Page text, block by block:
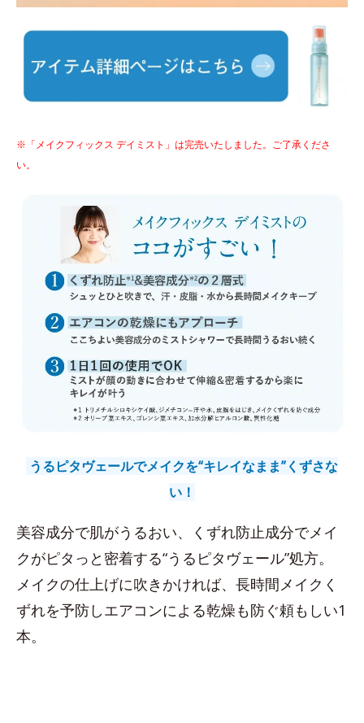
※「メイクフィックス デイミスト」は完売いたしました。ご了承くださ
い。
うるピタヴェールでメイクを“キレイなまま”くずさな
い！
美容成分で肌がうるおい、くずれ防止成分でメイ
クがピタっと密着する“うるピタヴェール”処方。
メイクの仕上げに吹きかければ、長時間メイクく
ずれを予防しエアコンによる乾燥も防ぐ頼もしい1
本。